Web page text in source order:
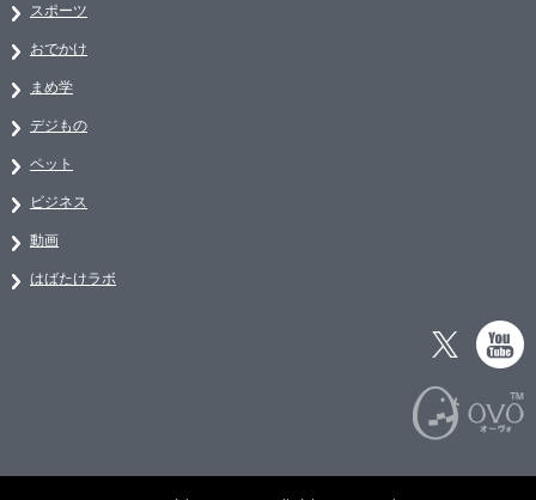
スポーツ
おでかけ
まめ学
デジもの
ペット
ビジネス
動画
はばたけラボ